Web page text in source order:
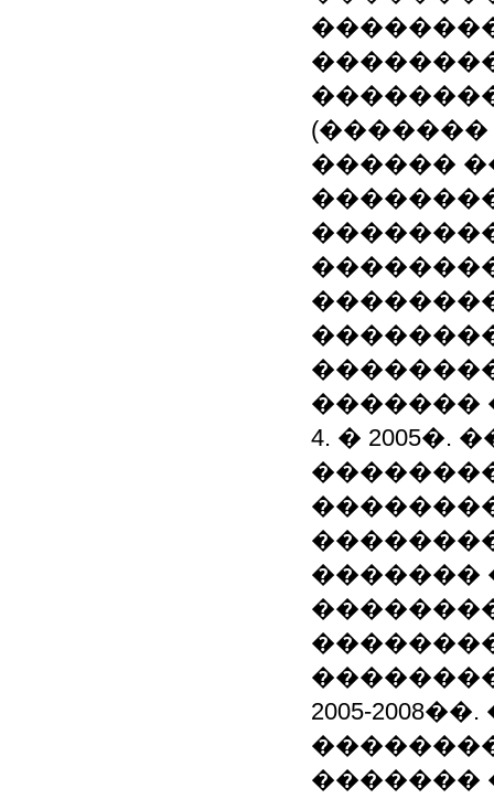
(�������
������
�������
4. �
�������
2005-
�������